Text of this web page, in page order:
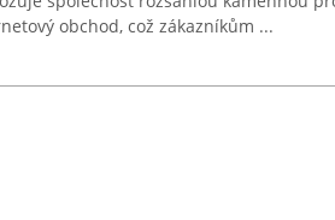
obchod, což zákazníkům ...